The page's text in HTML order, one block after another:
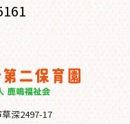
深2497-17